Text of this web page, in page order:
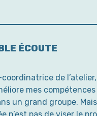
ÉCOUTE
de
mes compétences
un grand groupe.